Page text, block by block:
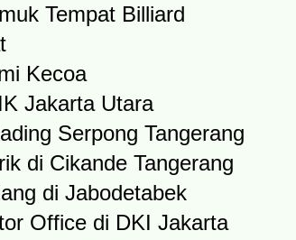
Tempat Billiard
Kecoa
Jakarta Utara
Serpong Tangerang
di Cikande Tangerang
di Jabodetabek
Office di DKI Jakarta